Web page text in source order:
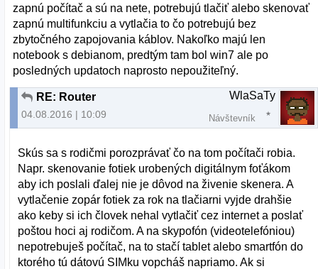
zapnú počítač a sú na nete, potrebujú tlačiť alebo skenovať
zapnú multifunkciu a vytlačia to čo potrebujú bez
zbytočného zapojovania káblov. Nakoľko majú len
notebook s debianom, predtým tam bol win7 ale po
posledných updatoch naprosto nepoužiteľný.
RE: Router
04.08.2016 | 10:09
WlaSaTy
Návštevník
Skús sa s rodičmi porozprávať čo na tom počítači robia.
Napr. skenovanie fotiek urobených digitálnym foťákom
aby ich poslali ďalej nie je dôvod na živenie skenera. A
vytlačenie zopár fotiek za rok na tlačiarni vyjde drahšie
ako keby si ich človek nehal vytlačiť cez internet a poslať
poštou hoci aj rodičom. A na skypofón (videotelefóniou)
nepotrebuješ počítač, na to stačí tablet alebo smartfón do
ktorého tú dátovú SIMku vopcháš napriamo. Ak si